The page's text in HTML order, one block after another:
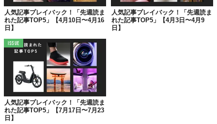
「メルセデス」が発表したのは、新たな
Pilot」。 交通渋滞回避にスピード調整、車線変更など、一見する
と今や普通となってきた技術に思えるのですが……。
人気記事プレイバック！「先週読ま
れた記事TOP5」【4月10日〜4月16
日】
人気記事プレイバック！「先週読ま
れた記事TOP5」【4月3日〜4月9
日】
ISSUE
人気記事プレイバック！「先週読ま
れた記事TOP5」【7月17日〜7月23
日】